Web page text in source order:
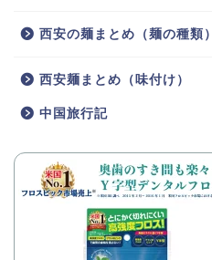
西安の麺まとめ（麺の種類）
西安麺まとめ（味付け）
中国旅行記